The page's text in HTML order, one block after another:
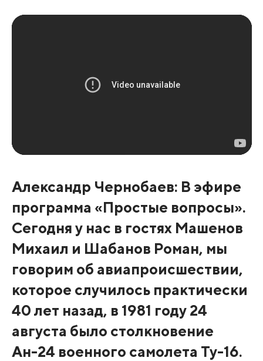
Александр Чернобаев: В эфире
программа «Простые вопросы».
Сегодня у нас в гостях Машенов
Михаил и Шабанов Роман, мы
говорим об авиапроисшествии,
которое случилось практически
40 лет назад, в 1981 году 24
августа было столкновение
Ан-24 военного самолета Ту-16.